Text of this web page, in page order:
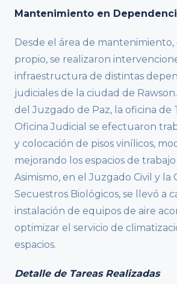
Mantenimiento en
Desde el área de mantenimiento,
propio, se realizaron
infraestructura de distintas
judiciales de la ciudad de
del Juzgado de Paz, la oficina de
Oficina Judicial se efectuaron
y colocación de pisos vinílicos,
mejorando los espacios de
Asimismo, en el Juzgado Civil y la
Secuestros Biológicos, se llevó a
instalación de equipos de aire
optimizar el servicio de
espacios.
Detalle de Tareas Realizadas